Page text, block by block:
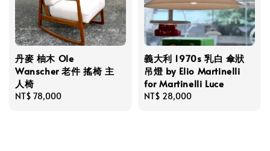
丹麥 柚木 Ole
Wanscher 老件 搖椅 主
人椅
Regular
NT$ 78,000
義大利 1970s 乳白 傘狀
吊燈 by Elio Martinelli
for Martinelli Luce
Regular
NT$ 28,000